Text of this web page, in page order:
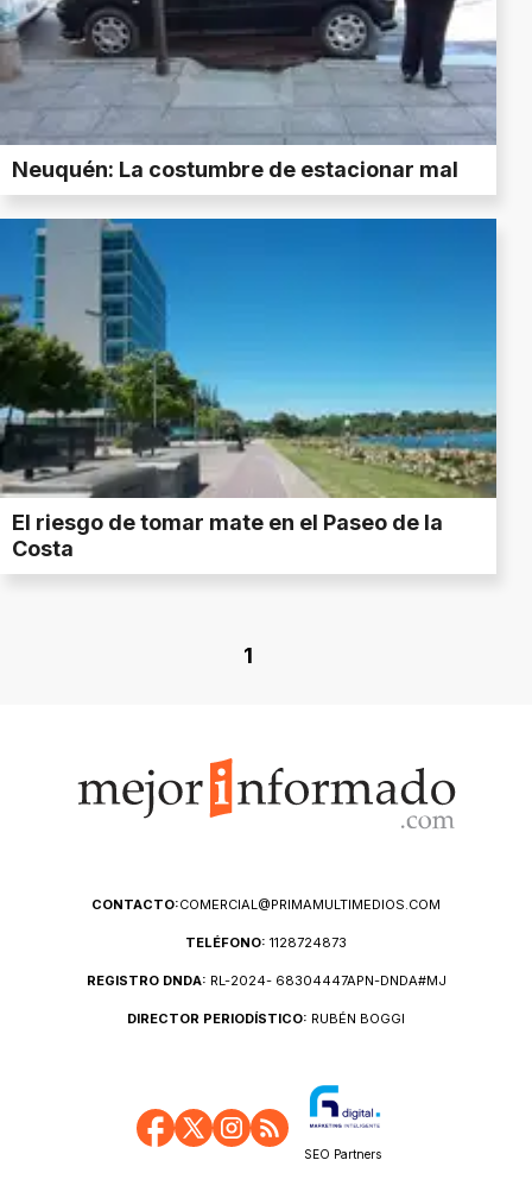
Neuquén: La costumbre de estacionar mal
El riesgo de tomar mate en el Paseo de la
Costa
1
CONTACTO:COMERCIAL@PRIMAMULTIMEDIOS.COM
TELÉFONO: 1128724873
REGISTRO DNDA: RL-2024- 68304447APN-DNDA#MJ
DIRECTOR PERIODÍSTICO: RUBÉN BOGGI
SEO Partners